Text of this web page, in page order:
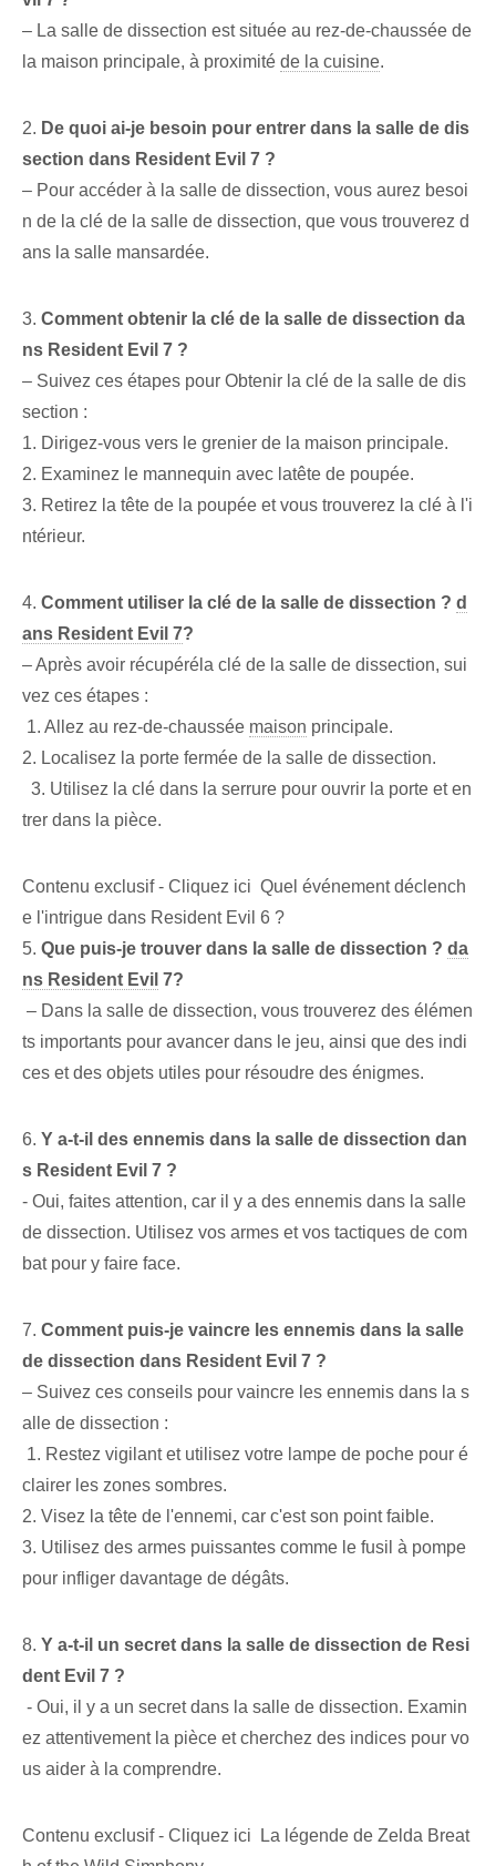
– La salle de dissection est située au rez-de-chaussée de
la maison principale, à proximité de la cuisine.
2. De quoi ai-je besoin pour entrer dans la salle de dis
section dans Resident Evil 7 ?
– Pour accéder à la salle de dissection, vous aurez besoi
n de la clé de la salle de dissection, que vous trouverez d
ans la salle mansardée.
3. Comment obtenir la clé de la ⁢salle de dissection da
ns Resident ⁢Evil 7 ?
– Suivez ces étapes pour ⁢Obtenir la clé de la salle de dis
section :
⁣1. Dirigez-vous vers le grenier de la maison principale.
2. Examinez le ⁣mannequin avec ⁣la⁢tête de poupée.
3. Retirez la tête de la poupée et vous trouverez la clé à l'i
ntérieur.
4. Comment utiliser la clé de la salle de dissection ? d
ans Resident Evil 7?
– Après avoir ⁢récupéré⁣la clé‌ de la ⁤salle de dissection‌, sui
vez ces étapes :
⁤ ​1. Allez au rez-de-chaussée maison principale.
2. Localisez la porte fermée de la salle de dissection.
‍ ​ ⁢3. Utilisez la clé dans la serrure pour ouvrir la porte et en
trer dans la pièce.
Contenu exclusif - Cliquez ici Quel événement déclench
e l'intrigue dans Resident Evil 6 ?
5. Que puis-je trouver dans la salle de dissection ? da
ns Resident Evil 7?
⁢ – Dans la ⁤salle de dissection⁤⁤, vous trouverez des élémen
ts importants⁣ pour avancer ⁤dans⁤ le jeu, ainsi que des indi
ces et des objets utiles pour résoudre des énigmes.
6. Y a-t-il des ennemis dans la salle de dissection dan
s Resident Evil 7 ?
-⁤ Oui, ⁤faites attention, car il y a des ennemis dans la salle
de dissection. Utilisez vos armes et vos tactiques de com
bat pour y faire face.
7. Comment puis-je vaincre les ennemis dans la salle
de dissection dans Resident Evil 7 ?
– Suivez ces conseils pour vaincre les ennemis dans la s
alle de dissection :
⁤ 1. ​Restez vigilant‌ et utilisez votre lampe de poche pour é
clairer les zones sombres.
2. Visez la tête de l'ennemi, car c'est son point faible.
3. Utilisez⁢ des armes puissantes comme le ⁣fusil à pompe
pour infliger davantage de dégâts.
8. Y a-t-il un secret dans la salle de dissection de Resi
dent Evil 7 ?
⁢ -‍ Oui, il y a un secret dans la salle de dissection. Examin
ez attentivement la pièce et cherchez des indices pour vo
us aider à la comprendre.
Contenu exclusif - Cliquez ici La légende de Zelda Breat